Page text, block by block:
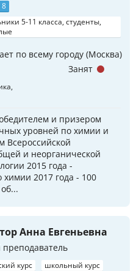
5-11 класса, студенты,
по всему городу (Москва)
и призером
уровней по химии и
Всероссийской
и неорганической
2015 года -
2017 года - 100
Занят
Анна Евгеньевна
курс
школьный курс